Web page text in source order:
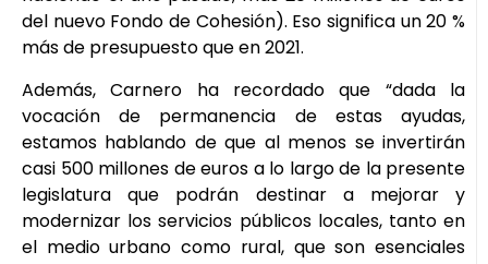
del nuevo Fondo de Cohesión). Eso significa un 20 %
más de presupuesto que en 2021.
Además, Carnero ha recordado que “dada la
vocación de permanencia de estas ayudas,
estamos hablando de que al menos se invertirán
casi 500 millones de euros a lo largo de la presente
legislatura que podrán destinar a mejorar y
modernizar los servicios públicos locales, tanto en
el medio urbano como rural, que son esenciales